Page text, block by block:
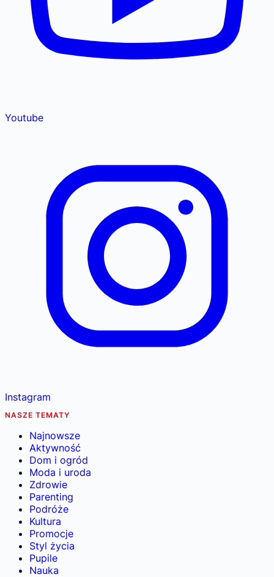
Youtube
Instagram
NASZE TEMATY
Najnowsze
Aktywność
Dom i ogród
Moda i uroda
Zdrowie
Parenting
Podróże
Kultura
Promocje
Styl życia
Pupile
Nauka